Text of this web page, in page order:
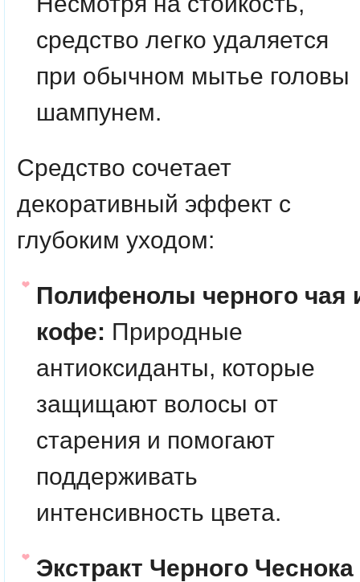
средство легко удаляется
при обычном мытье головы
шампунем.
Средство сочетает
декоративный эффект с
глубоким уходом:
Полифенолы черного чая
кофе: Природные
антиоксиданты, которые
защищают волосы от
старения и помогают
поддерживать
интенсивность цвета.
Экстракт Черного Чеснока